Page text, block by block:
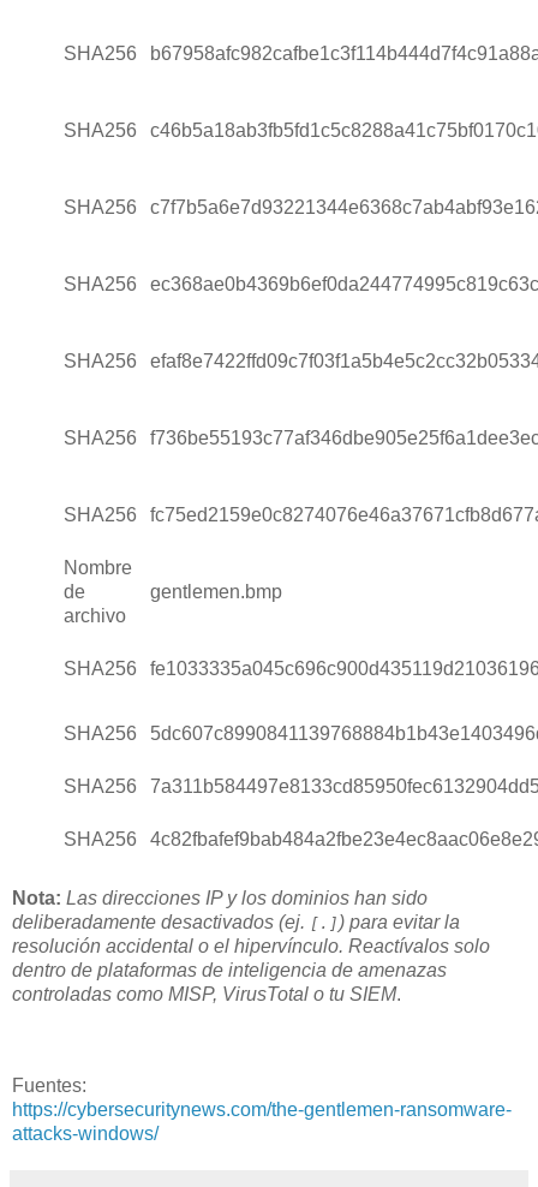
SHA256
SHA256
SHA256
SHA256
SHA256
SHA256
SHA256
Nombre
de
archivo
gentlemen.bmp
SHA256
SHA256
SHA256
SHA256
Nota: Las direcciones IP y los dominios han sido
deliberadamente desactivados (ej. [.] ) para evitar la
resolución accidental o el hipervínculo. Reactívalos solo
dentro de plataformas de inteligencia de amenazas
controladas como MISP, VirusTotal o tu SIEM.
Fuentes:
https://cybersecuritynews.com/the-gentlemen-ransomware-
attacks-windows/